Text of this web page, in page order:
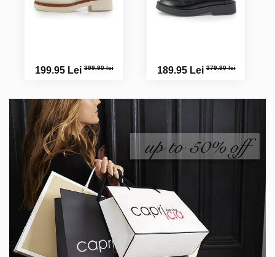
199.95 Lei399.90 lei 189.95 Lei379.90 lei